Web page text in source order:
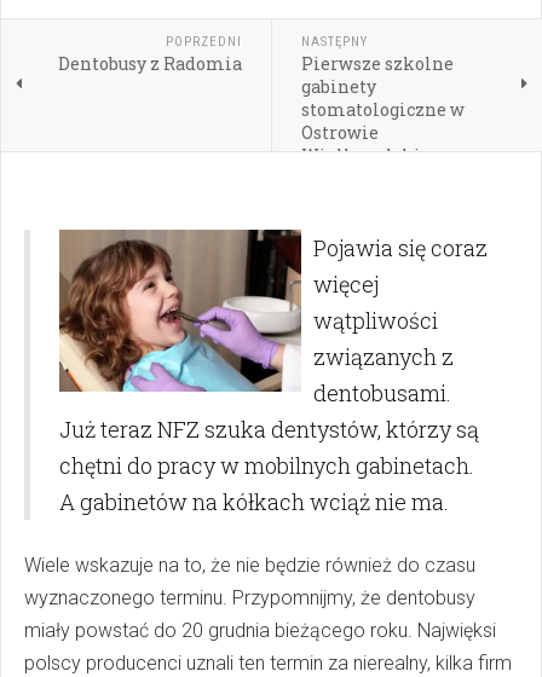
POPRZEDNI
Dentobusy z Radomia
NASTĘPNY
Pierwsze szkolne
gabinety
stomatologiczne w
Ostrowie
Wielkopolskim
Pojawia się coraz
więcej
wątpliwości
związanych z
dentobusami.
Już teraz NFZ szuka dentystów, którzy są
chętni do pracy w mobilnych gabinetach.
A gabinetów na kółkach wciąż nie ma.
Wiele wskazuje na to, że nie będzie również do czasu
wyznaczonego terminu. Przypomnijmy, że dentobusy
miały powstać do 20 grudnia bieżącego roku. Najwięksi
polscy producenci uznali ten termin za nierealny, kilka firm